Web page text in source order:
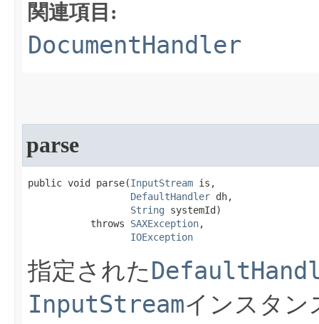
関連項目:
DocumentHandler
parse
public void parse​(InputStream is,
DefaultHandler dh,
String systemId)
           throws
SAXException,
IOException
指定された
InputStreamインスタン